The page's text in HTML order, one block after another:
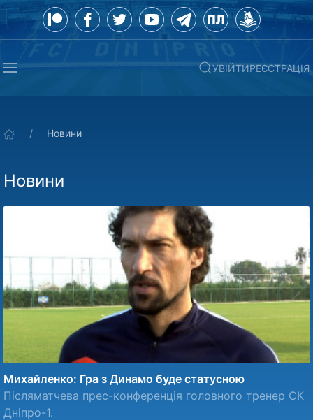
УВІЙТИРЕЄСТРАЦІЯ
Новини
Новини
Михайленко: Гра з Динамо буде статусною
Післяматчева прес-конференція головного тренер СК
Дніпро-1.